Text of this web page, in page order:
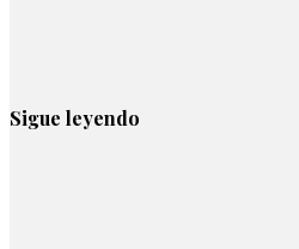
Sigue leyendo